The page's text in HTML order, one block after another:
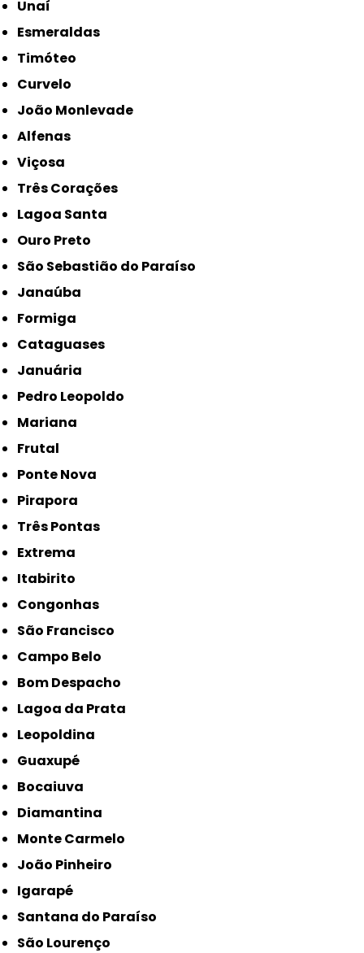
Unaí
Esmeraldas
Timóteo
Curvelo
João Monlevade
Alfenas
Viçosa
Três Corações
Lagoa Santa
Ouro Preto
São Sebastião do Paraíso
Janaúba
Formiga
Cataguases
Januária
Pedro Leopoldo
Mariana
Frutal
Ponte Nova
Pirapora
Três Pontas
Extrema
Itabirito
Congonhas
São Francisco
Campo Belo
Bom Despacho
Lagoa da Prata
Leopoldina
Guaxupé
Bocaiuva
Diamantina
Monte Carmelo
João Pinheiro
Igarapé
Santana do Paraíso
São Lourenço